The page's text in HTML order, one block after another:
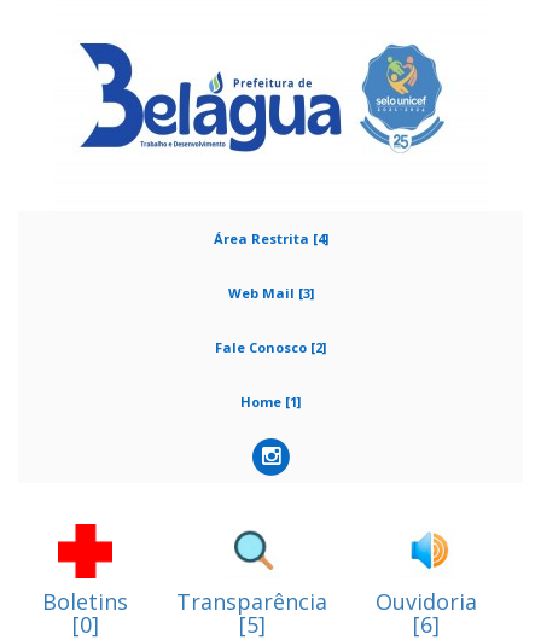
Área Restrita [4]
Web Mail [3]
Fale Conosco [2]
Home [1]
Boletins
[0]
Transparência
[5]
Ouvidoria
[6]